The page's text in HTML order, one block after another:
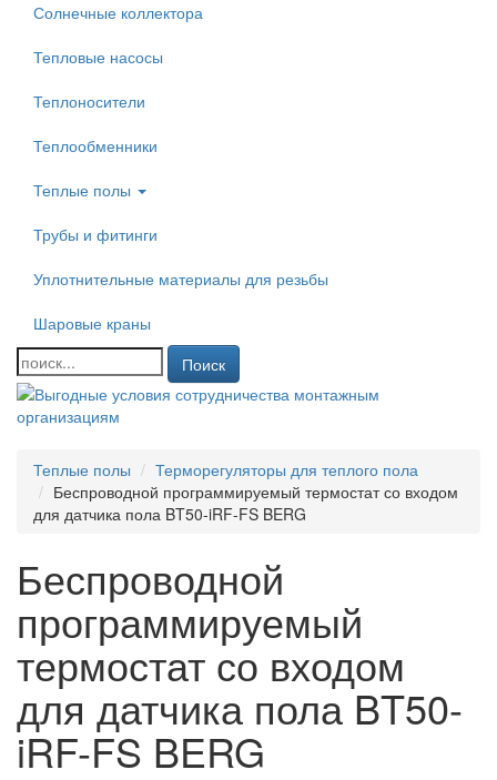
Солнечные коллектора
Тепловые насосы
Теплоносители
Теплообменники
Теплые полы
Трубы и фитинги
Уплотнительные материалы для резьбы
Шаровые краны
Поиск
Теплые полы
Терморегуляторы для теплого пола
Беспроводной программируемый термостат со входом
для датчика пола BT50-iRF-FS BERG
Беспроводной
программируемый
термостат со входом
для датчика пола BT50-
iRF-FS BERG